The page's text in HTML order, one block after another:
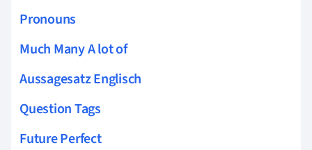
Pronouns
Much Many A lot of
Aussagesatz Englisch
Question Tags
Future Perfect